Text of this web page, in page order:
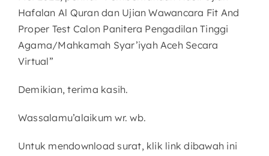
Hafalan Al Quran dan Ujian Wawancara Fit And
Proper Test Calon Panitera Pengadilan Tinggi
Agama/Mahkamah Syar’iyah Aceh Secara
Virtual”
Demikian, terima kasih.
Wassalamu’alaikum wr. wb.
Untuk mendownload surat, klik link dibawah ini